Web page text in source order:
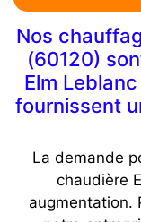
Nos
(60120)
Elm
fournissent
La demande
chaudière
augmentation.